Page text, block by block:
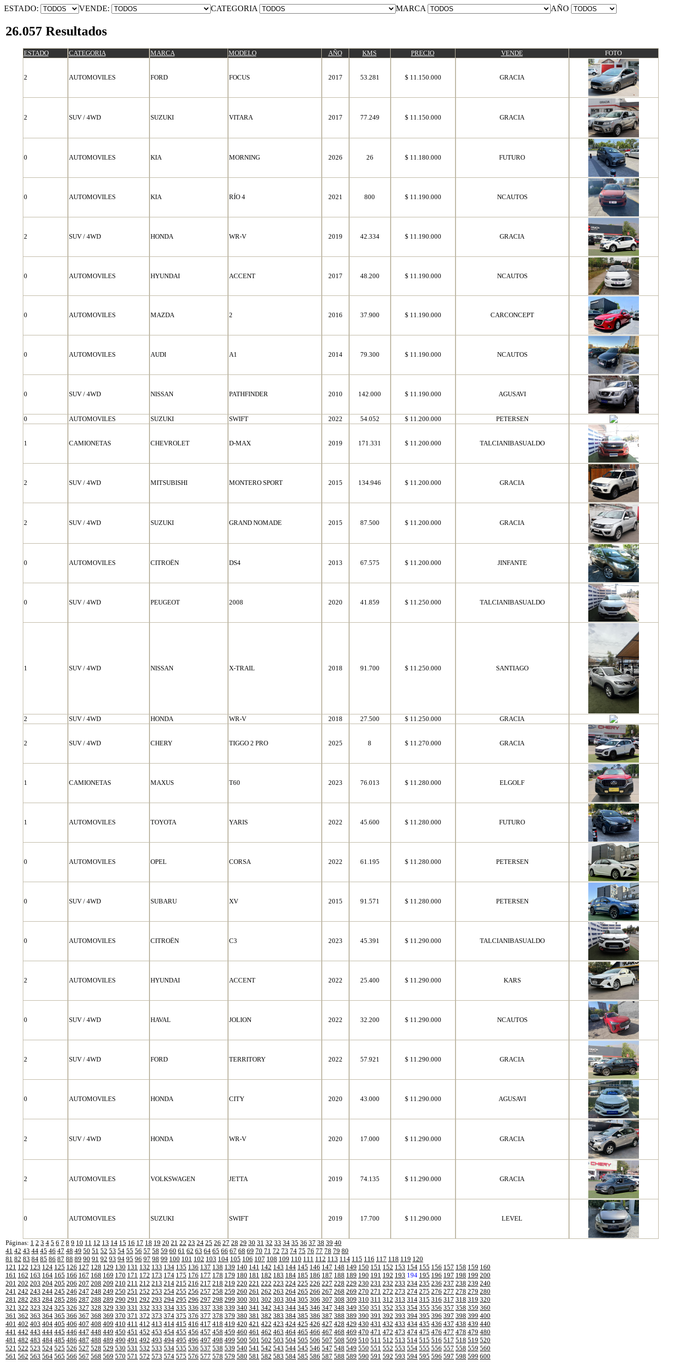
ESTADO: VENDE: CATEGORIA MARCA AÑO
26.057 Resultados
ESTADO CATEGORIA MARCA MODELO AÑO KMS PRECIO VENDE FOTO
2 AUTOMOVILES FORD FOCUS 2017 53.281 $ 11.150.000 GRACIA
2 SUV / 4WD SUZUKI VITARA 2017 77.249 $ 11.150.000 GRACIA
0 AUTOMOVILES KIA MORNING 2026 26 $ 11.180.000 FUTURO
0 AUTOMOVILES KIA RÍO 4 2021 800 $ 11.190.000 NCAUTOS
2 SUV / 4WD HONDA WR-V 2019 42.334 $ 11.190.000 GRACIA
0 AUTOMOVILES HYUNDAI ACCENT 2017 48.200 $ 11.190.000 NCAUTOS
0 AUTOMOVILES MAZDA 2 2016 37.900 $ 11.190.000 CARCONCEPT
0 AUTOMOVILES AUDI A1 2014 79.300 $ 11.190.000 NCAUTOS
0 SUV / 4WD NISSAN PATHFINDER 2010 142.000 $ 11.190.000 AGUSAVI
0 AUTOMOVILES SUZUKI SWIFT 2022 54.052 $ 11.200.000 PETERSEN
1 CAMIONETAS CHEVROLET D-MAX 2019 171.331 $ 11.200.000 TALCIANIBASUALDO
2 SUV / 4WD MITSUBISHI MONTERO SPORT 2015 134.946 $ 11.200.000 GRACIA
2 SUV / 4WD SUZUKI GRAND NOMADE 2015 87.500 $ 11.200.000 GRACIA
0 AUTOMOVILES CITROËN DS4 2013 67.575 $ 11.200.000 JINFANTE
0 SUV / 4WD PEUGEOT 2008 2020 41.859 $ 11.250.000 TALCIANIBASUALDO
1 SUV / 4WD NISSAN X-TRAIL 2018 91.700 $ 11.250.000 SANTIAGO
2 SUV / 4WD HONDA WR-V 2018 27.500 $ 11.250.000 GRACIA
2 SUV / 4WD CHERY TIGGO 2 PRO 2025 8 $ 11.270.000 GRACIA
1 CAMIONETAS MAXUS T60 2023 76.013 $ 11.280.000 ELGOLF
1 AUTOMOVILES TOYOTA YARIS 2022 45.600 $ 11.280.000 FUTURO
0 AUTOMOVILES OPEL CORSA 2022 61.195 $ 11.280.000 PETERSEN
0 SUV / 4WD SUBARU XV 2015 91.571 $ 11.280.000 PETERSEN
0 AUTOMOVILES CITROËN C3 2023 45.391 $ 11.290.000 TALCIANIBASUALDO
2 AUTOMOVILES HYUNDAI ACCENT 2022 25.400 $ 11.290.000 KARS
0 SUV / 4WD HAVAL JOLION 2022 32.200 $ 11.290.000 NCAUTOS
2 SUV / 4WD FORD TERRITORY 2022 57.921 $ 11.290.000 GRACIA
0 AUTOMOVILES HONDA CITY 2020 43.000 $ 11.290.000 AGUSAVI
2 SUV / 4WD HONDA WR-V 2020 17.000 $ 11.290.000 GRACIA
2 AUTOMOVILES VOLKSWAGEN JETTA 2019 74.135 $ 11.290.000 GRACIA
0 AUTOMOVILES SUZUKI SWIFT 2019 17.700 $ 11.290.000 LEVEL
Páginas: 1 2 3 4 5 6 7 8 9 10 11 12 13 14 15 16 17 18 19 20 21 22 23 24 25 26 27 28 29 30 31 32 33 34 35 36 37 38 39 40
41 42 43 44 45 46 47 48 49 50 51 52 53 54 55 56 57 58 59 60 61 62 63 64 65 66 67 68 69 70 71 72 73 74 75 76 77 78 79 80
81 82 83 84 85 86 87 88 89 90 91 92 93 94 95 96 97 98 99 100 101 102 103 104 105 106 107 108 109 110 111 112 113 114 115 116 117 118 119 120
121 122 123 124 125 126 127 128 129 130 131 132 133 134 135 136 137 138 139 140 141 142 143 144 145 146 147 148 149 150 151 152 153 154 155 156 157 158 159 160
161 162 163 164 165 166 167 168 169 170 171 172 173 174 175 176 177 178 179 180 181 182 183 184 185 186 187 188 189 190 191 192 193 194 195 196 197 198 199 200
201 202 203 204 205 206 207 208 209 210 211 212 213 214 215 216 217 218 219 220 221 222 223 224 225 226 227 228 229 230 231 232 233 234 235 236 237 238 239 240
241 242 243 244 245 246 247 248 249 250 251 252 253 254 255 256 257 258 259 260 261 262 263 264 265 266 267 268 269 270 271 272 273 274 275 276 277 278 279 280
281 282 283 284 285 286 287 288 289 290 291 292 293 294 295 296 297 298 299 300 301 302 303 304 305 306 307 308 309 310 311 312 313 314 315 316 317 318 319 320
321 322 323 324 325 326 327 328 329 330 331 332 333 334 335 336 337 338 339 340 341 342 343 344 345 346 347 348 349 350 351 352 353 354 355 356 357 358 359 360
361 362 363 364 365 366 367 368 369 370 371 372 373 374 375 376 377 378 379 380 381 382 383 384 385 386 387 388 389 390 391 392 393 394 395 396 397 398 399 400
401 402 403 404 405 406 407 408 409 410 411 412 413 414 415 416 417 418 419 420 421 422 423 424 425 426 427 428 429 430 431 432 433 434 435 436 437 438 439 440
441 442 443 444 445 446 447 448 449 450 451 452 453 454 455 456 457 458 459 460 461 462 463 464 465 466 467 468 469 470 471 472 473 474 475 476 477 478 479 480
481 482 483 484 485 486 487 488 489 490 491 492 493 494 495 496 497 498 499 500 501 502 503 504 505 506 507 508 509 510 511 512 513 514 515 516 517 518 519 520
521 522 523 524 525 526 527 528 529 530 531 532 533 534 535 536 537 538 539 540 541 542 543 544 545 546 547 548 549 550 551 552 553 554 555 556 557 558 559 560
561 562 563 564 565 566 567 568 569 570 571 572 573 574 575 576 577 578 579 580 581 582 583 584 585 586 587 588 589 590 591 592 593 594 595 596 597 598 599 600